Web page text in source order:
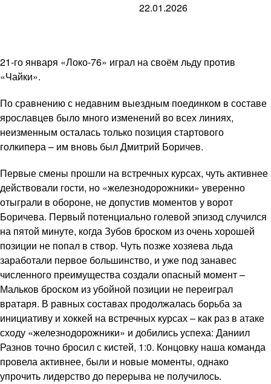
22.01.2026
21-го января «Локо-76» играл на своём льду против
«Чайки».
По сравнению с недавним выездным поединком в составе
ярославцев было много изменений во всех линиях,
неизменным осталась только позиция стартового
голкипера – им вновь был Дмитрий Боричев.
Первые смены прошли на встречных курсах, чуть активнее
действовали гости, но «железнодорожники» уверенно
отыграли в обороне, не допустив моментов у ворот
Боричева. Первый потенциально голевой эпизод случился
на пятой минуте, когда Зубов броском из очень хорошей
позиции не попал в створ. Чуть позже хозяева льда
заработали первое большинство, и уже под занавес
численного преимущества создали опасный момент –
Мальков броском из убойной позиции не переиграл
вратаря. В равных составах продолжалась борьба за
инициативу и хоккей на встречных курсах – как раз в атаке
сходу «железнодорожники» и добились успеха: Даниил
Разнов точно бросил с кистей, 1:0. Концовку наша команда
провела активнее, были и новые моменты, однако
упрочить лидерство до перерыва не получилось.